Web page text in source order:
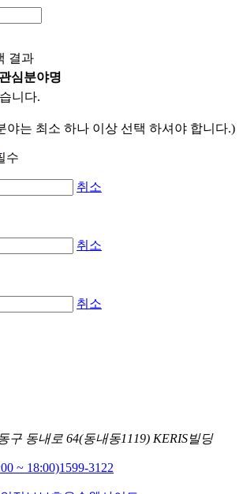
결과
관심분야명
니다.
야는 최소 하나 이상 선택 하셔야 합니다.)
취소
취소
취소
구 동내로 64(동내동1119) KERIS빌딩
~ 18:00)1599-3122